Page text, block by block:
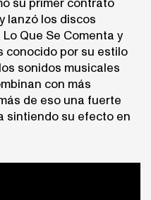
su primer contrato
lanzó los discos
Lo Que Se Comenta y
conocido por su estilo
sonidos musicales
con más
de eso una fuerte
sintiendo su efecto en